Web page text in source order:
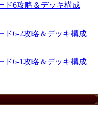
ド6攻略＆デッキ構成
ド6-2攻略＆デッキ構成
ド6-1攻略＆デッキ構成